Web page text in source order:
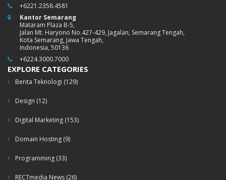
+6221.2358.4581
Kantor Semarang
Mataram Plaza B-5,
Jalan Mt. Haryono No.427-429, Jagalan, Semarang Tengah,
Kota Semarang, Jawa Tengah,
Indonesia, 50136
+6224.3000.7000
EXPLORE CATEGORIES
Berita Teknologi (129)
Design (12)
Digital Marketing (153)
Domain Hosting (9)
Programming (33)
RECTmedia News (26)